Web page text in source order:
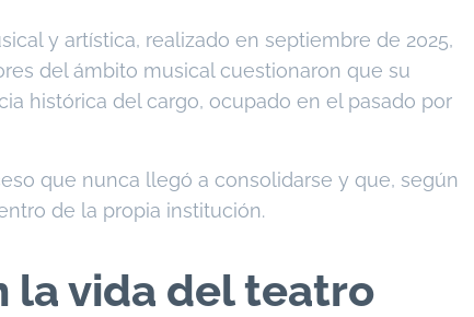
y artística, realizado en septiembre de 2025,
del ámbito musical cuestionaron que su
histórica del cargo, ocupado en el pasado por
que nunca llegó a consolidarse y que, según
de la propia institución.
la vida del teatro